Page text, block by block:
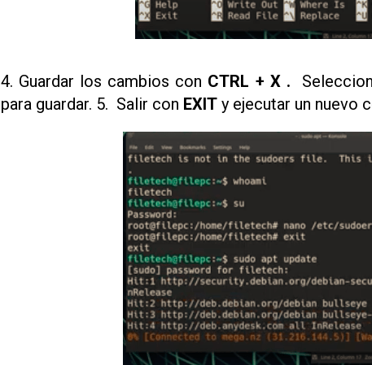
4. Guardar los cambios con CTRL + X .
para guardar. 5. Salir con EXITy ejecutar un nuevo